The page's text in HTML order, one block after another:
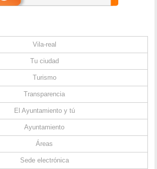
Vila-real
Tu ciudad
Turismo
Transparencia
El Ayuntamiento y tú
Ayuntamiento
Áreas
Sede electrónica